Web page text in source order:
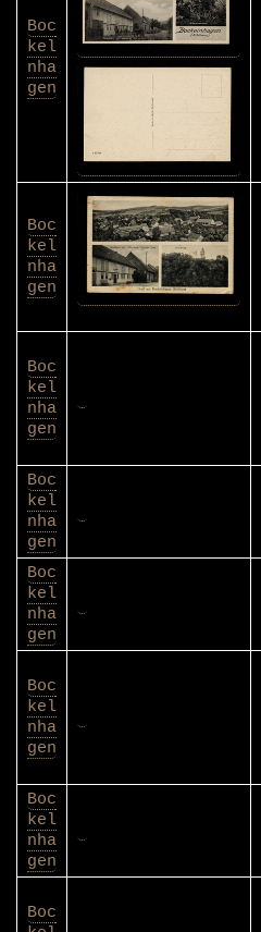
Boc
kel
nha
gen
Boc
kel
nha
gen
Boc
kel
nha
gen
Boc
kel
nha
gen
Boc
kel
nha
gen
Boc
kel
nha
gen
Boc
kel
nha
gen
Boc